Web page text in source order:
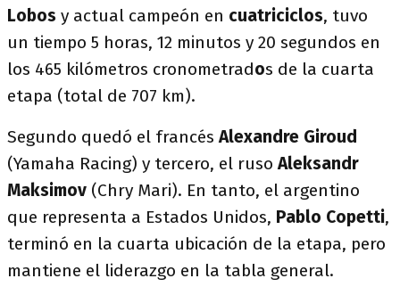
Lobos y actual campeón en cuatriciclos, tuvo
un tiempo 5 horas, 12 minutos y 20 segundos en
los 465 kilómetros cronometrados de la cuarta
etapa (total de 707 km).
Segundo quedó el francésAlexandre Giroud
(Yamaha Racing) y tercero, el rusoAleksandr
Maksimov (Chry Mari). En tanto, el argentino
que representa a Estados Unidos, Pablo Copetti,
terminó en la cuarta ubicación de la etapa, pero
mantiene el liderazgo en la tabla general.